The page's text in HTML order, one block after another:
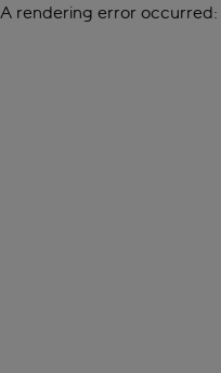
A rendering error occurred: